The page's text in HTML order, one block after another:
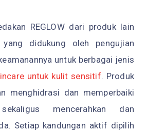
REGLOW dari produk lain
yang didukung oleh pengujian
untuk berbagai jenis
untuk kulit sensitif. Produk
menghidrasi dan memperbaiki
mencerahkan dan
Setiap kandungan aktif dipilih